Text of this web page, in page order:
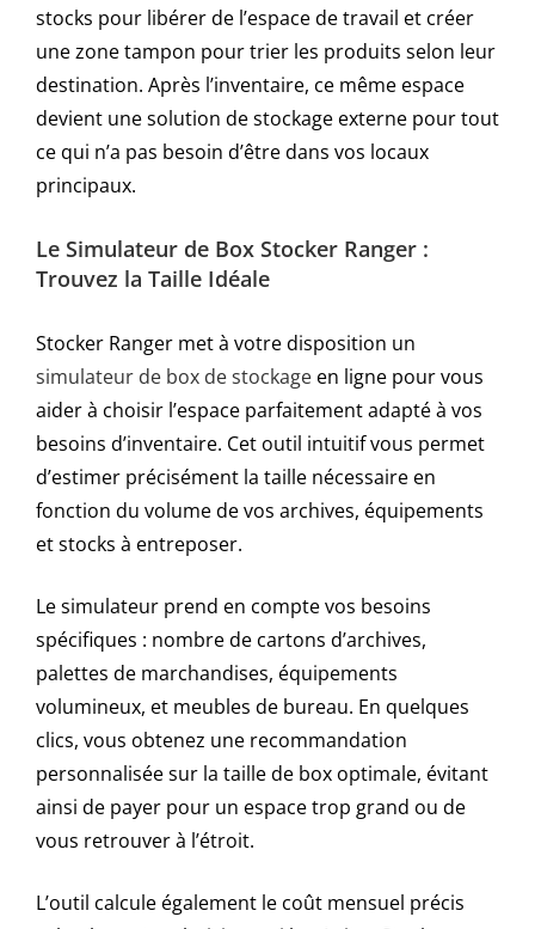
stocks pour libérer de l’espace de travail et créer
une zone tampon pour trier les produits selon leur
destination. Après l’inventaire, ce même espace
devient une solution de stockage externe pour tout
ce qui n’a pas besoin d’être dans vos locaux
principaux.
Le Simulateur de Box Stocker Ranger :
Trouvez la Taille Idéale
Stocker Ranger met à votre disposition un
simulateur de box de stockage en ligne pour vous
aider à choisir l’espace parfaitement adapté à vos
besoins d’inventaire. Cet outil intuitif vous permet
d’estimer précisément la taille nécessaire en
fonction du volume de vos archives, équipements
et stocks à entreposer.
Le simulateur prend en compte vos besoins
spécifiques : nombre de cartons d’archives,
palettes de marchandises, équipements
volumineux, et meubles de bureau. En quelques
clics, vous obtenez une recommandation
personnalisée sur la taille de box optimale, évitant
ainsi de payer pour un espace trop grand ou de
vous retrouver à l’étroit.
L’outil calcule également le coût mensuel précis